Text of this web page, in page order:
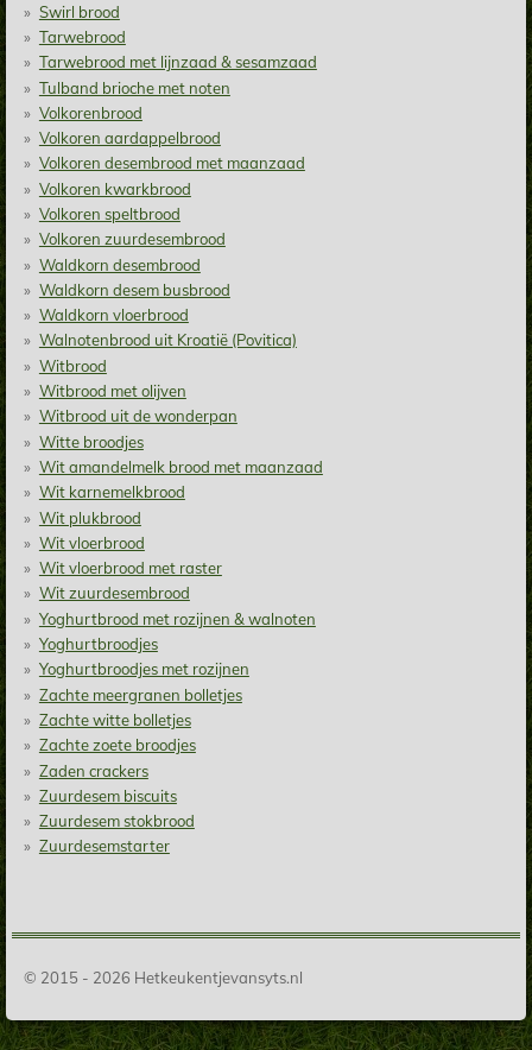
Swirl brood
Tarwebrood
Tarwebrood met lijnzaad & sesamzaad
Tulband brioche met noten
Volkorenbrood
Volkoren aardappelbrood
Volkoren desembrood met maanzaad
Volkoren kwarkbrood
Volkoren speltbrood
Volkoren zuurdesembrood
Waldkorn desembrood
Waldkorn desem busbrood
Waldkorn vloerbrood
Walnotenbrood uit Kroatië (Povitica)
Witbrood
Witbrood met olijven
Witbrood uit de wonderpan
Witte broodjes
Wit amandelmelk brood met maanzaad
Wit karnemelkbrood
Wit plukbrood
Wit vloerbrood
Wit vloerbrood met raster
Wit zuurdesembrood
Yoghurtbrood met rozijnen & walnoten
Yoghurtbroodjes
Yoghurtbroodjes met rozijnen
Zachte meergranen bolletjes
Zachte witte bolletjes
Zachte zoete broodjes
Zaden crackers
Zuurdesem biscuits
Zuurdesem stokbrood
Zuurdesemstarter
© 2015 - 2026 Hetkeukentjevansyts.nl